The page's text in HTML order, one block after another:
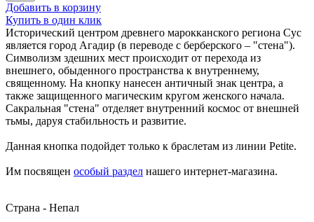
Добавить в корзину
Купить в один клик
Исторический центром древнего марокканского региона Сус
является город Агадир (в переводе с берберского – "стена").
Символизм здешних мест происходит от перехода из
внешнего, обыденного пространства к внутреннему,
священному. На кнопку нанесен античный знак центра, а
также защищенного магическим кругом женского начала.
Сакральная "стена" отделяет внутренний космос от внешней
тьмы, даруя стабильность и развитие.
Данная кнопка подойдет только к браслетам из линии Petite.
Им посвящен особый раздел нашего интернет-магазина.
Страна - Непал